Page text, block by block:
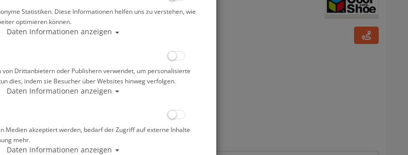
Artikelnr.: OP1-394111master
ab 9,90 €*
Lieferbar in
Prämienpunkte: 10
Statistiken. Diese Informationen helfen uns zu verstehen, wie
optimieren können.
Daten Informationen anzeigen
von Drittanbietern oder Publishern verwendet, um personalisierte
dies, indem sie Besucher über Websites hinweg verfolgen.
Daten Informationen anzeigen
Medien akzeptiert werden, bedarf der Zugriff auf externe Inhalte
mehr.
Daten Informationen anzeigen